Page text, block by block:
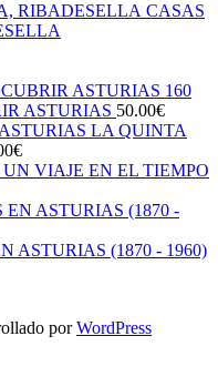
CASAS
160
ASTURIAS 50.00€
LA QUINTA
€
UN VIAJE EN EL TIEMPO
ASTURIAS (1870 - 1960)
porWordPress